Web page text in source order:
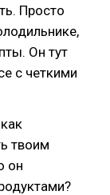
Просто
Он тут
с четкими
твоим
он